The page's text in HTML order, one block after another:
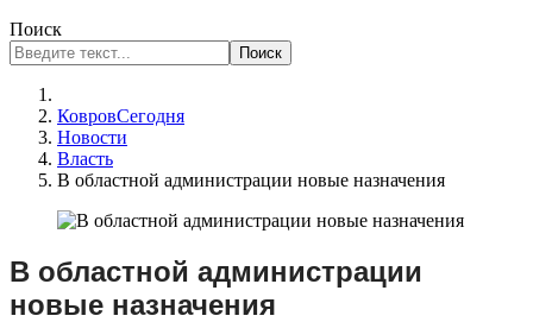
Поиск
Поиск
КовровСегодня
Новости
Власть
В областной администрации новые назначения
В областной администрации
новые назначения